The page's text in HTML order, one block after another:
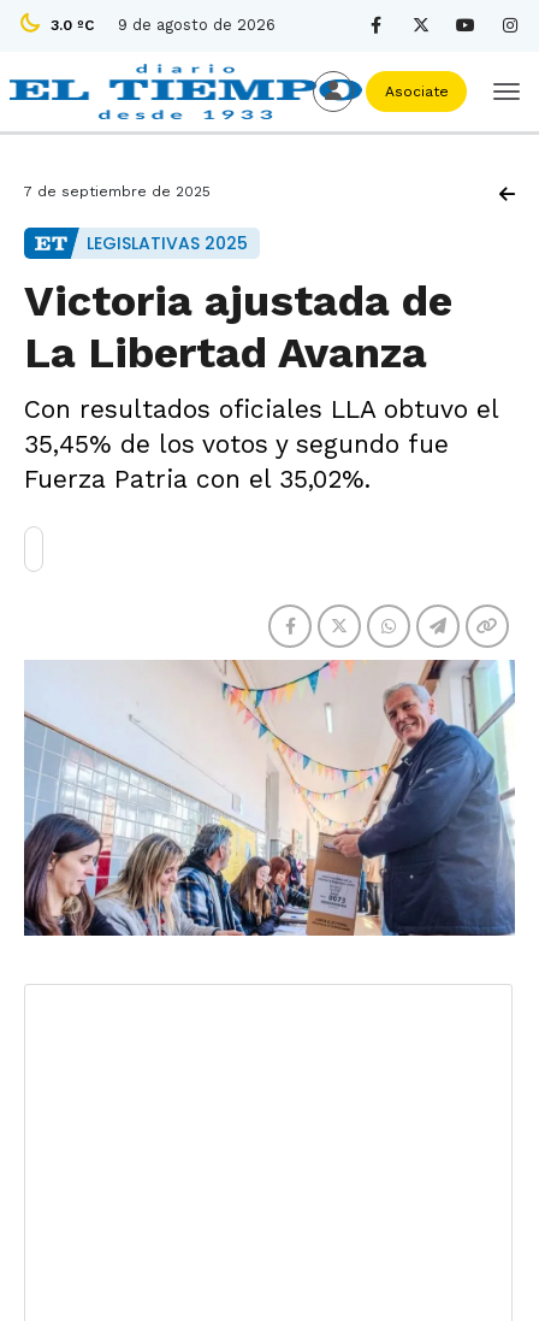
3.0 ºC 9 de agosto de 2026
Asociate
7 de septiembre de 2025
LEGISLATIVAS 2025
Victoria ajustada de
La Libertad Avanza
Con resultados oficiales LLA obtuvo el
35,45% de los votos y segundo fue
Fuerza Patria con el 35,02%.